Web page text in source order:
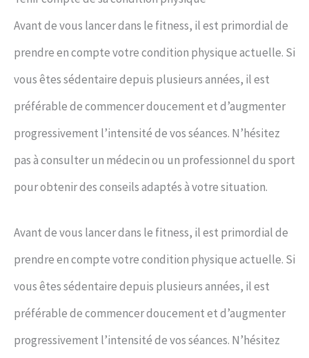
Avant de vous lancer dans le fitness, il est primordial de
prendre en compte votre condition physique actuelle. Si
vous êtes sédentaire depuis plusieurs années, il est
préférable de commencer doucement et d’augmenter
progressivement l’intensité de vos séances. N’hésitez
pas à consulter un médecin ou un professionnel du sport
pour obtenir des conseils adaptés à votre situation.
Avant de vous lancer dans le fitness, il est primordial de
prendre en compte votre condition physique actuelle. Si
vous êtes sédentaire depuis plusieurs années, il est
préférable de commencer doucement et d’augmenter
progressivement l’intensité de vos séances. N’hésitez